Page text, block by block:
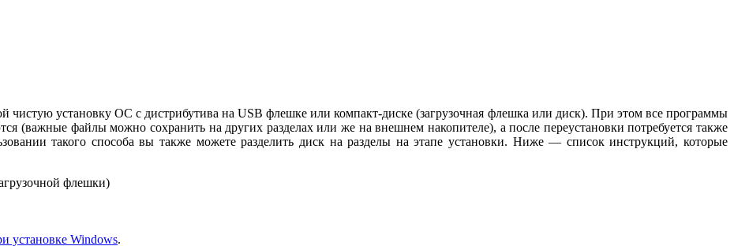
чистую установку ОС с дистрибутива на USB флешке или компакт-диске (загрузочная флешка или диск). При этом все программы
(важные файлы можно сохранить на других разделах или же на внешнем накопителе), а после переустановки потребуется также
такого способа вы также можете разделить диск на разделы на этапе установки. Ниже — список инструкций, которые
флешки)
установке Windows.